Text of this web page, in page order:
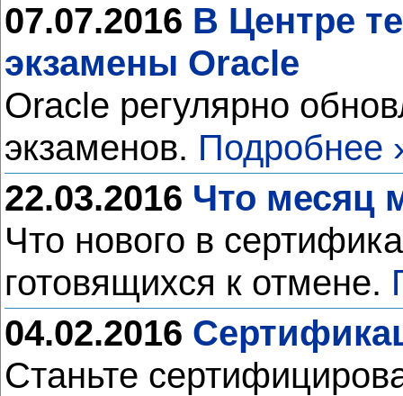
07.07.2016 В Центре
экзамены Oracle
Oracle регулярно
экзаменов. Подробнее
22.03.2016 Что месяц
Что нового в
готовящихся к отмене.
04.02.2016
Станьте